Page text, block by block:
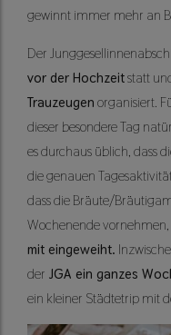
gewinnt immer mehr an
Der
vor der Hochzeitstatt
Trauzeugen organisiert.
dieser besondere Tag
es durchaus üblich, dass
die genauen
dass die Bräute/
Wochenende
mit eingeweiht.
der JGA ein ganzes
ein kleiner Städtetrip mit